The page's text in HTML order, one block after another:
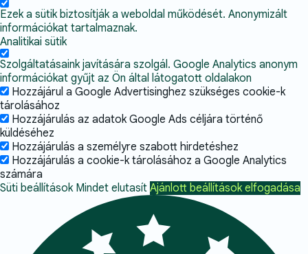
Ezek a sütik biztosítják a weboldal működését. Anonymizált
információkat tartalmaznak.
Analitikai sütik
Szolgáltatásaink javítására szolgál. Google Analytics anonym
információkat gyűjt az Ön által látogatott oldalakon
Hozzájárul a Google Advertisinghez szükséges cookie-k
tárolásához
Hozzájárulás az adatok Google Ads céljára történő
küldéséhez
Hozzájárulás a személyre szabott hirdetéshez
Hozzájárulás a cookie-k tárolásához a Google Analytics
számára
Süti beállítások Mindet elutasít Ajánlott beállítások elfogadása